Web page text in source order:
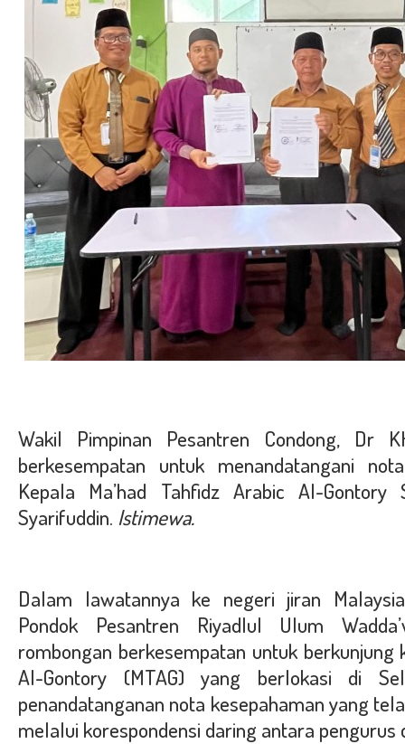
Wakil Pimpinan Pesantren Condong, Dr
berkesempatan untuk menandatangani
Kepala Ma’had Tahfidz Arabic Al-Gontory
Syarifuddin. Istimewa.
Dalam lawatannya ke negeri jiran
Pondok Pesantren Riyadlul Ulum
rombongan berkesempatan untuk berkunjung
Al-Gontory (MTAG) yang berlokasi di
penandatanganan nota kesepahaman yang
melalui korespondensi daring antara pengurus